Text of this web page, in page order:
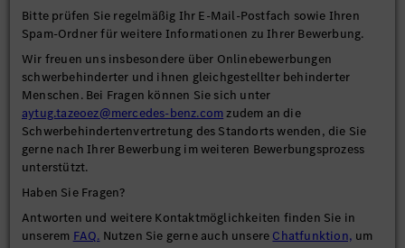
Bitte prüfen Sie regelmäßig Ihr E-Mail-Postfach sowie Ihren
Spam-Ordner für weitere Informationen zu Ihrer Bewerbung.
Wir freuen uns insbesondere über Onlinebewerbungen
schwerbehinderter und ihnen gleichgestellter behinderter
Menschen. Bei Fragen können Sie sich unter
aytug.tazeoez@mercedes-benz.com zudem an die
Schwerbehindertenvertretung des Standorts wenden, die Sie
gerne nach Ihrer Bewerbung im weiteren Bewerbungsprozess
unterstützt.
Haben Sie Fragen?
Antworten und weitere Kontaktmöglichkeiten finden Sie in
unserem FAQ. Nutzen Sie gerne auch unsere Chatfunktion, um